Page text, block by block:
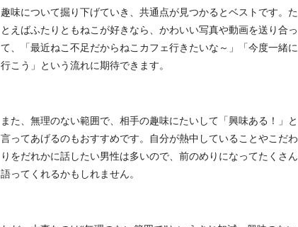
趣味について掘り下げていき、共通点が見つかるとベストです。た
とえばふたりともねこが好きなら、かわいい写真や動画を送り合っ
て、「最近ねこ不足だからねこカフェ行きたいな～」「今度一緒に
行こう」という流れに期待できます。
また、無理のない範囲で、相手の趣味にたいして「興味ある！」と
言ってあげるのもおすすめです。自分が熱中していることやこだわ
りをだれかに話したい男性は多いので、前のめりになってたくさん
語ってくれるかもしれません。